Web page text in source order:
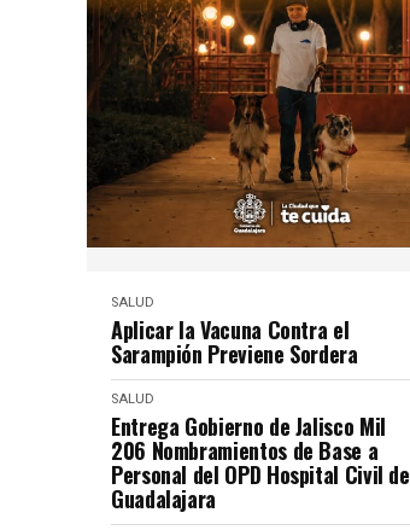
SALUD
Aplicar la Vacuna Contra el
Sarampión Previene Sordera
SALUD
Entrega Gobierno de Jalisco Mil
206 Nombramientos de Base a
Personal del OPD Hospital Civil de
Guadalajara